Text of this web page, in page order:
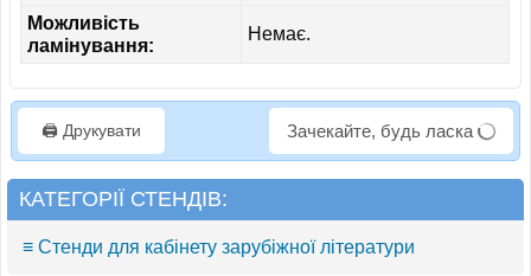
Можливість
ламінування:
Немає.
🖨️ Друкувати Зачекайте, будь ласка
КАТЕГОРІЇ СТЕНДІВ:
≡ Стенди для кабінету зарубіжної літератури